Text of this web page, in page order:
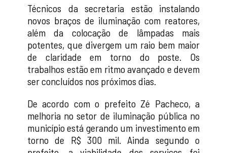
Técnicos da secretaria estão instalando
novos braços de iluminação com reatores,
além da colocação de lâmpadas mais
potentes, que divergem um raio bem maior
de claridade em torno do poste. Os
trabalhos estão em ritmo avançado e devem
ser concluídos nos próximos dias.
De acordo com o prefeito Zé Pacheco, a
melhoria no setor de iluminação pública no
município está gerando um investimento em
torno de R$ 300 mil. Ainda segundo o